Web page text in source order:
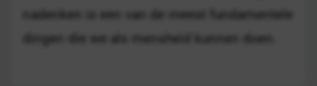
nadenken is een van de meest fundamentele
dingen die we als mensheid kunnen doen.